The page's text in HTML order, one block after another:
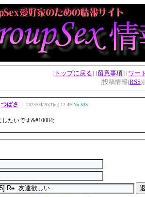
[ トップに戻る] [留意事項] [ワー
[投稿情報(RSS
つばさ ： 2023/04/20(Thu) 12:49 No.535
したいです&#10084;